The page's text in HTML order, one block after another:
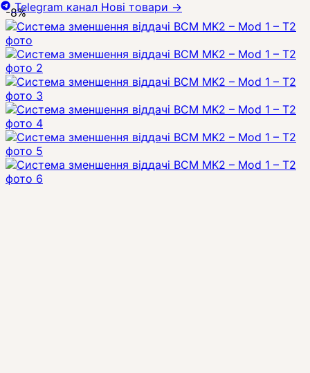
-8%Telegram канал Нові товари →